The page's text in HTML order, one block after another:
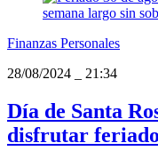
Finanzas Personales
28/08/2024
21:34
Día de Santa
disfrutar